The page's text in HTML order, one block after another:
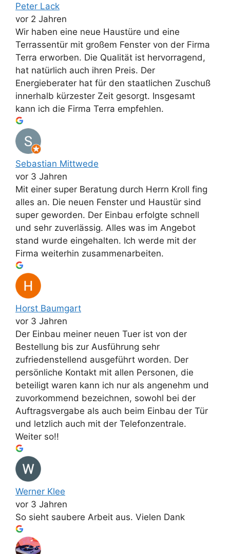
Peter Lack
vor 2 Jahren
Wir haben eine neue Haustüre und eine
Terrassentür mit großem Fenster von der Firma
Terra erworben. Die Qualität ist hervorragend,
hat natürlich auch ihren Preis. Der
Energieberater hat für den staatlichen Zuschuß
innerhalb kürzester Zeit gesorgt. Insgesamt
kann ich die Firma Terra empfehlen.
Sebastian Mittwede
vor 3 Jahren
Mit einer super Beratung durch Herrn Kroll fing
alles an. Die neuen Fenster und Haustür sind
super geworden. Der Einbau erfolgte schnell
und sehr zuverlässig. Alles was im Angebot
stand wurde eingehalten. Ich werde mit der
Firma weiterhin zusammenarbeiten.
Horst Baumgart
vor 3 Jahren
Der Einbau meiner neuen Tuer ist von der
Bestellung bis zur Ausführung sehr
zufriedenstellend ausgeführt worden. Der
persönliche Kontakt mit allen Personen, die
beteiligt waren kann ich nur als angenehm und
zuvorkommend bezeichnen, sowohl bei der
Auftragsvergabe als auch beim Einbau der Tür
und letzlich auch mit der Telefonzentrale.
Weiter so!!
Werner Klee
vor 3 Jahren
So sieht saubere Arbeit aus. Vielen Dank